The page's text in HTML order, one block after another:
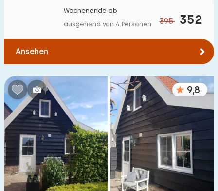
395 352
Wochenende ab
ausgehend von 4 Personen
Ansehen
9,8